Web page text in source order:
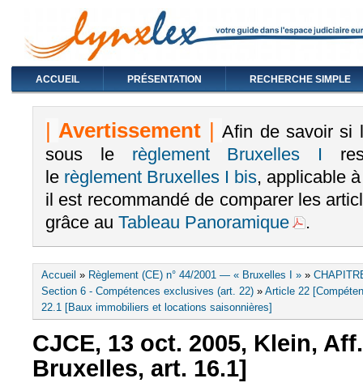
ACCUEIL PRÉSENTATION RECHERCHE SIMPLE
|Avertissement | Afin de savoir si
sous le règlement Bruxelles I
le règlement Bruxelles I bis, applicable
il est recommandé de comparer les
grâce au Tableau Panoramique .
Vous êtes ici
Accueil » Règlement (CE) n° 44/2001 — « Bruxelles I » »
Section 6 - Compétences exclusives (art. 22) » Article 22
22.1 [Baux immobiliers et locations saisonnières]
CJCE, 13 oct. 2005, Klein,
Bruxelles, art. 16.1]